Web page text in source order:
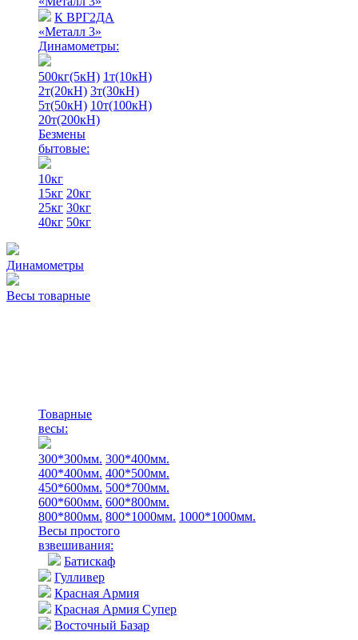
К ВРГ2ДА
«Металл 3»
Динамометры:
500кг(5кН) 1т(10кН)
2т(20кН) 3т(30кН)
5т(50кН) 10т(100кН)
20т(200кН)
Безмены
бытовые:
10кг
15кг 20кг
25кг 30кг
40кг 50кг
Динамометры
Весы товарные
Товарные
весы:
300*300мм. 300*400мм.
400*400мм. 400*500мм.
450*600мм. 500*700мм.
600*600мм. 600*800мм.
800*800мм. 800*1000мм. 1000*1000мм.
Весы простого
взвешивания:
Батискаф
Гулливер
Красная Армия
Красная Армия Супер
Восточный Базар